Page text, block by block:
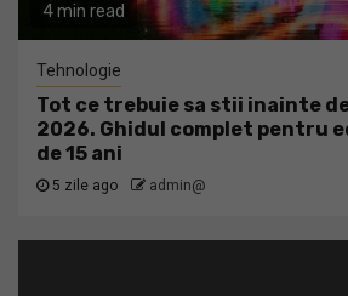
4 min read
Tehnologie
Tot ce trebuie sa stii inainte de
2026. Ghidul complet pentru
de 15 ani
5 zile ago admin@